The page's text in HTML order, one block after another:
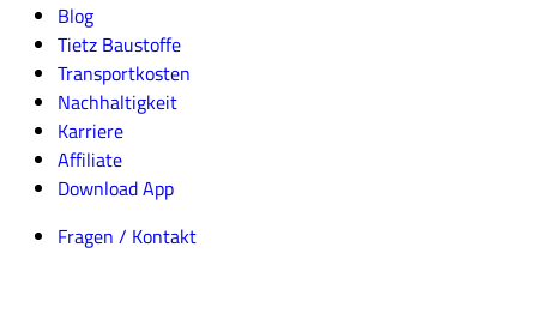
Blog
Tietz Baustoffe
Transportkosten
Nachhaltigkeit
Karriere
Affiliate
Download App
Fragen / Kontakt